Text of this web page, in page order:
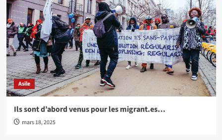
Asile
Ils sont d’abord venus pour les migrant.es…
mars 18, 2025